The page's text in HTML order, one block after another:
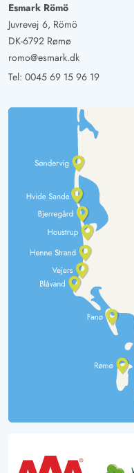
Esmark Römö
Juvrevej 6, Römö
DK-6792 Rømø
romo@esmark.dk
Tel: 0045 69 15 96 19